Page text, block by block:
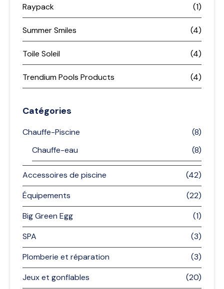
Raypack (1)
Summer Smiles (4)
Toile Soleil (4)
Trendium Pools Products (4)
Catégories
Chauffe-Piscine
(8)
Chauffe-eau
(8)
Accessoires de piscine
(42)
Équipements
(22)
Big Green Egg
(1)
SPA
(3)
Plomberie et réparation
(3)
Jeux et gonflables
(20)